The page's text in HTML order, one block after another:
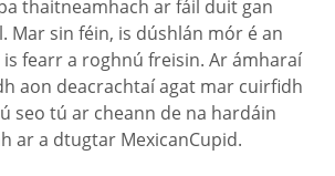
thaitneamhach ar fáil duit gan
Mar sin féin, is dúshlán mór é an
fearr a roghnú freisin. Ar ámharaí
aon deacrachtaí agat mar cuirfidh
seo tú ar cheann de na hardáin
ar a dtugtar MexicanCupid.